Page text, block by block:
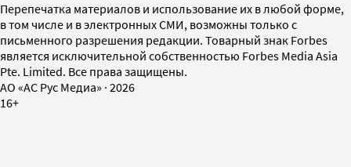
Перепечатка материалов и использование их в любой форме,
в том числе и в электронных СМИ, возможны только с
письменного разрешения редакции. Товарный знак Forbes
является исключительной собственностью Forbes Media Asia
Pte. Limited. Все права защищены.
AO «АС Рус Медиа» · 2026
16+